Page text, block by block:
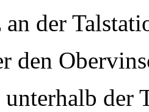
der
den
der